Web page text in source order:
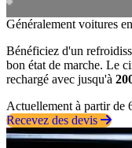
Généralement voitures
Bénéficiez d'un
bon état de marche. Le
rechargé avec jusqu'à
Actuellement à partir de
Recevez des devis